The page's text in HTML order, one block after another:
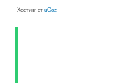
Хостинг отuCoz